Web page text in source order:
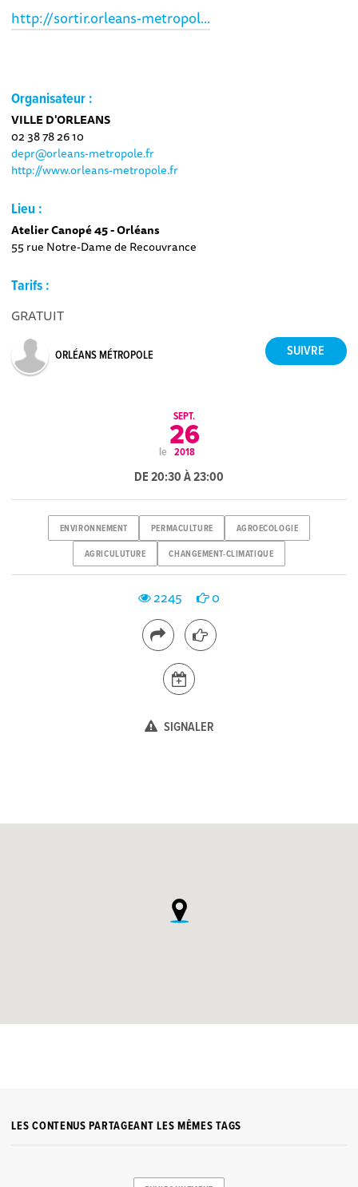
http://sortir.orleans-metropol...
Organisateur :
VILLE D'ORLEANS
02 38 78 26 10
depr@orleans-metropole.fr
http://www.orleans-metropole.fr
Lieu :
Atelier Canopé 45 - Orléans
55 rue Notre-Dame de Recouvrance
Tarifs :
GRATUIT
ORLÉANS MÉTROPOLE
le
SEPT.
26
2018
DE 20:30 À 23:00
ENVIRONNEMENT PERMACULTURE AGROECOLOGIE
AGRICULUTURE CHANGEMENT-CLIMATIQUE
2245 0
SIGNALER
LES CONTENUS PARTAGEANT LES MÊMES TAGS